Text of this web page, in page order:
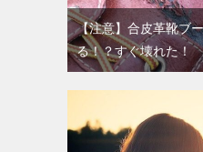
【注意】合皮革靴ブ
る！？すぐ壊れた！